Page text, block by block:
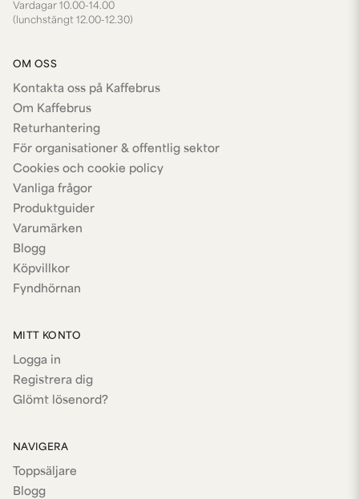
Vardagar 10.00-14.00
(lunchstängt 12.00-12.30)
OM OSS
Kontakta oss på Kaffebrus
Om Kaffebrus
Returhantering
För organisationer & offentlig sektor
Cookies och cookie policy
Vanliga frågor
Produktguider
Varumärken
Blogg
Köpvillkor
Fyndhörnan
MITT KONTO
Logga in
Registrera dig
Glömt lösenord?
NAVIGERA
Toppsäljare
Blogg